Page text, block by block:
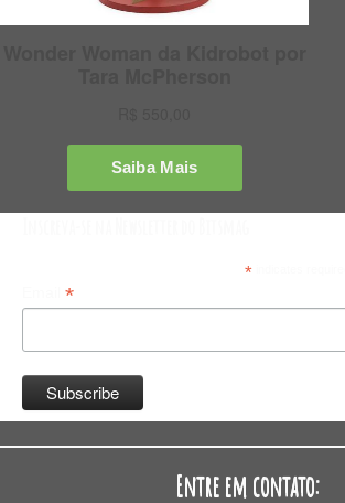
*indicates required
*
Entre em contato: